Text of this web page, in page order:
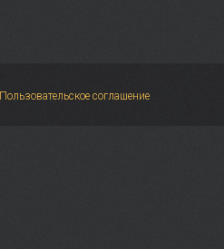
Пользовательское соглашение